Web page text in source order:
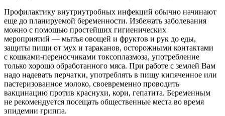
Профилактику внутриутробных инфекций обычно начинают
еще до планируемой беременности. Избежать заболевания
можно с помощью простейших гигиенических
мероприятий — мытья овощей и фруктов и рук до еды,
защиты пищи от мух и тараканов, осторожными контактами
с кошками-переносчиками токсоплазмоза, употребление
только хорошо обработанного мяса. При работе с землей Вам
надо надевать перчатки, употреблять в пищу кипяченное или
пастеризованное молоко, своевременно проводить
вакцинацию против краснухи, кори, гепатита. Беременным
не рекомендуется посещать общественные места во время
эпидемии гриппа.